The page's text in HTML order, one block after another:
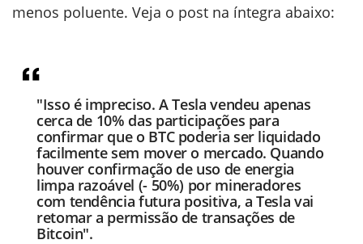
menos poluente. Veja o post na íntegra abaixo:
"Isso é impreciso. A Tesla vendeu apenas
cerca de 10% das participações para
confirmar que o BTC poderia ser liquidado
facilmente sem mover o mercado. Quando
houver confirmação de uso de energia
limpa razoável (- 50%) por mineradores
com tendência futura positiva, a Tesla vai
retomar a permissão de transações de
Bitcoin".